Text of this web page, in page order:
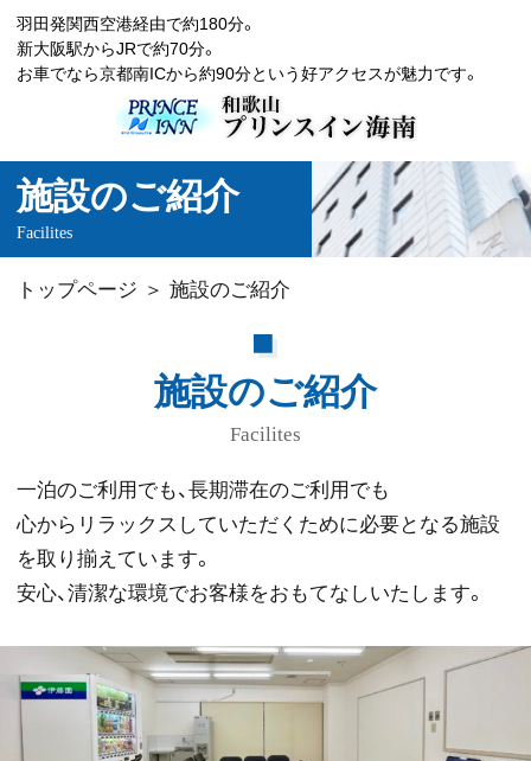
羽田発関西空港経由で約180分。
新大阪駅からJRで約70分。
お車でなら京都南ICから約90分という好アクセスが魅力です。
施設のご紹介
Facilites
トップページ 施設のご紹介
施設のご紹介
Facilites
一泊のご利用でも、長期滞在のご利用でも
心からリラックスしていただくために必要となる施設
を取り揃えています。
安心、清潔な環境でお客様をおもてなしいたします。